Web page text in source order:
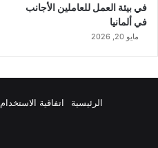
في بيئة العمل للعاملين الأجانب
في ألمانيا
مايو 20, 2026
الرئيسية اتفاقية الاستخدام